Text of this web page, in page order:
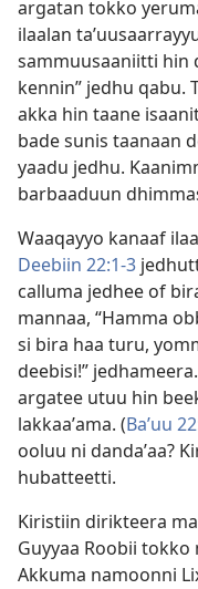
argatan tokko
ilaalan
sammuusaaniitti hin
kennin” jedhu qabu.
akka hin taane
bade sunis taanaan
yaadu jedhu.
barbaaduun
Waaqayyo kanaaf
Deebiin 22:1-3
calluma jedhee of
mannaa, “Hamma
si bira haa turu,
deebisi!”
argatee utuu hin
lakkaaʼama. (Baʼuu
ooluu ni dandaʼaa?
hubatteetti.
Kiristiin dirikteera
Guyyaa Roobii
Akkuma namoonni